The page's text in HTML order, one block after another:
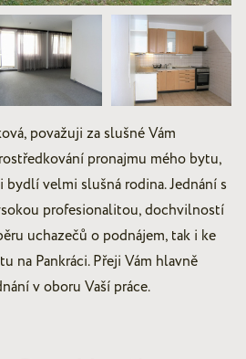
považuji za slušné Vám
pronajmu mého bytu,
velmi slušná rodina. Jednání s
profesionalitou, dochvilností
uchazečů o podnájem, tak i ke
na Pankráci. Přeji Vám hlavně
v oboru Vaší práce.